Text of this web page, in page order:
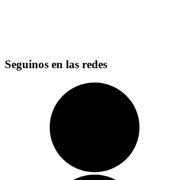
Seguinos en las redes